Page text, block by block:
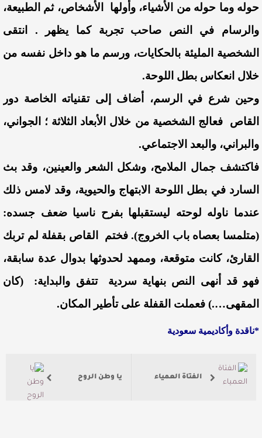
حوله وما حوله من الأشياء، وأولها الأشخاص، ثم الطبيعة،
والرسام في النص صاحب تجربة كما يظهر . انتقى
الشخصية المليئة بالحكايات، ورسم ما هو داخل نفسه من
خلال انعكاس بطل اللوحة.
وحين شرع في الرسم، أضاف إلى تقنياته الخاصة دور
القاص فعالج الشخصية من خلال الأبعاد الثلاثة ؛ الجواني،
والبراني، والبعد الاجتماعي.
فاكتشف جمال الملامح، وشكل الشعر والعينين، وقد بث
السارد في بطل اللوحة الابتهاج والحيوية، وقد لامس ذلك
عندما ناوله لوحته ليستقبلها بفرح ناسيا ضعف جسده:
(متلمسا بعصاه باب الخروج). فختم القاص بقفلة لم تربك
القارئ، كانت متوقعة، وممهد لحدوثها بدوال عدة سابقة،
فهو قد أنهى النص بنهاية سردية تتفق والبداية: (كان
المقهى….) فعملت القفلة على تأطير المكان.
*ناقدة وأكاديمية سعودية
الفتاة العمياء يا وطن الروح